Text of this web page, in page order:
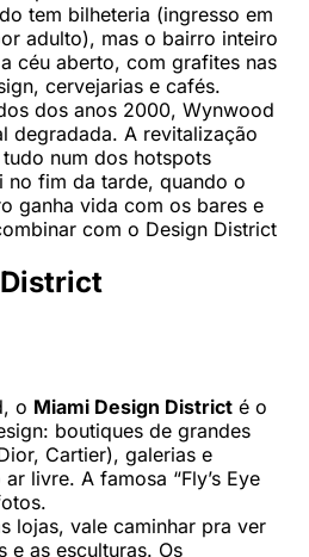
tem bilheteria (ingresso em
adulto), mas o bairro inteiro
céu aberto, com grafites nas
cervejarias e cafés.
dos anos 2000, Wynwood
degradada. A revitalização
num dos hotspots
no fim da tarde, quando o
ganha vida com os bares e
com o Design District
o Miami Design District é o
boutiques de grandes
Cartier), galerias e
livre. A famosa “Fly’s Eye
lojas, vale caminhar pra ver
e as esculturas. Os